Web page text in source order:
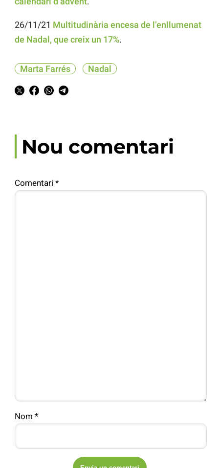
26/11/21 Multitudinària encesa de l’enllumenat
de Nadal, que creix un 17%.
Marta Farrés Nadal
Nou comentari
Comentari *
Nom *